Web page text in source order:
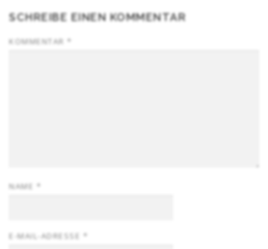
SCHREIBE EINEN KOMMENTAR
KOMMENTAR *
NAME *
E-MAIL-ADRESSE *